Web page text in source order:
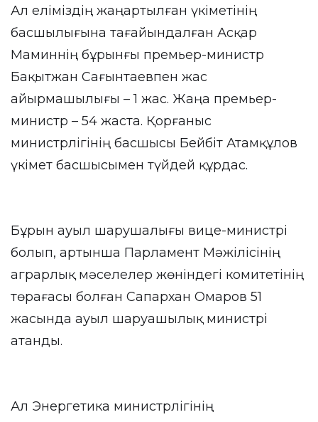
Ал еліміздің жаңартылған үкіметінің
басшылығына тағайындалған Асқар
Маминнің бұрынғы премьер-министр
Бақытжан Сағынтаевпен жас
айырмашылығы – 1 жас. Жаңа премьер-
министр – 54 жаста. Қорғаныс
министрлігінің басшысы Бейбіт Атамқұлов
үкімет басшысымен түйдей құрдас.
Бұрын ауыл шарушалығы вице-министрі
болып, артынша Парламент Мәжілісінің
аграрлық мәселелер жөніндегі комитетінің
төрағасы болған Сапархан Омаров 51
жасында ауыл шаруашылық министрі
атанды.
Ал Энергетика министрлігінің